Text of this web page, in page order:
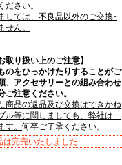
ださい。
しては、不良品以外のご交換･
せん。
取り扱い上のご注意】
のをひっかけたりすることがご
、アクセサリーとの組み合わせ
注意ください。
商品の返品及び交換はできかね
ル等に関しましても、弊社は一
す。何卒ご了承ください。
は完売いたしました